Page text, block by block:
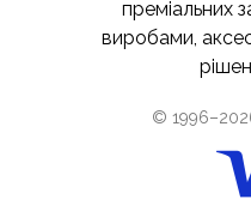
преміальних
виробами,
© 1996–